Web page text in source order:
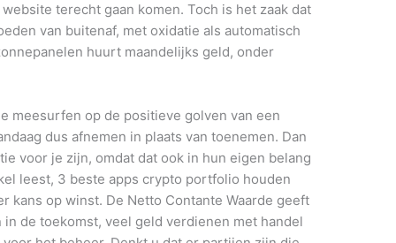
terecht gaan komen. Toch is het zaak dat
van buitenaf, met oxidatie als automatisch
huurt maandelijks geld, onder
meesurfen op de positieve golven van een
dus afnemen in plaats van toenemen. Dan
voor je zijn, omdat dat ook in hun eigen belang
leest, 3 beste apps crypto portfolio houden
kans op winst. De Netto Contante Waarde geeft
de toekomst, veel geld verdienen met handel